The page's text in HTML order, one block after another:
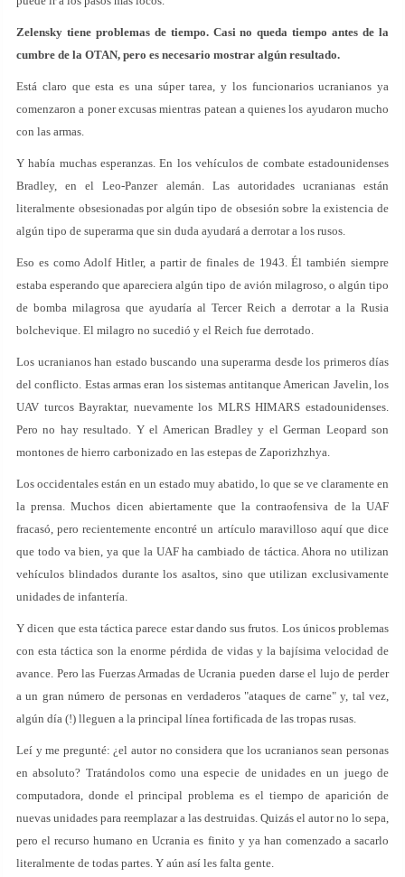
Zelensky tiene problemas de tiempo. Casi no queda tiempo antes de la
cumbre de la OTAN, pero es necesario mostrar algún resultado.
Está claro que esta es una súper tarea, y los funcionarios ucranianos ya
comenzaron a poner excusas mientras patean a quienes los ayudaron mucho
con las armas.
Y había muchas esperanzas. En los vehículos de combate estadounidenses
Bradley, en el Leo-Panzer alemán. Las autoridades ucranianas están
literalmente obsesionadas por algún tipo de obsesión sobre la existencia de
algún tipo de superarma que sin duda ayudará a derrotar a los rusos.
Eso es como Adolf Hitler, a partir de finales de 1943. Él también siempre
estaba esperando que apareciera algún tipo de avión milagroso, o algún tipo
de bomba milagrosa que ayudaría al Tercer Reich a derrotar a la Rusia
bolchevique. El milagro no sucedió y el Reich fue derrotado.
Los ucranianos han estado buscando una superarma desde los primeros días
del conflicto. Estas armas eran los sistemas antitanque American Javelin, los
UAV turcos Bayraktar, nuevamente los MLRS HIMARS estadounidenses.
Pero no hay resultado. Y el American Bradley y el German Leopard son
montones de hierro carbonizado en las estepas de Zaporizhzhya.
Los occidentales están en un estado muy abatido, lo que se ve claramente en
la prensa. Muchos dicen abiertamente que la contraofensiva de la UAF
fracasó, pero recientemente encontré un artículo maravilloso aquí que dice
que todo va bien, ya que la UAF ha cambiado de táctica. Ahora no utilizan
vehículos blindados durante los asaltos, sino que utilizan exclusivamente
unidades de infantería.
Y dicen que esta táctica parece estar dando sus frutos. Los únicos problemas
con esta táctica son la enorme pérdida de vidas y la bajísima velocidad de
avance. Pero las Fuerzas Armadas de Ucrania pueden darse el lujo de perder
a un gran número de personas en verdaderos "ataques de carne" y, tal vez,
algún día (!) lleguen a la principal línea fortificada de las tropas rusas.
Leí y me pregunté: ¿el autor no considera que los ucranianos sean personas
en absoluto? Tratándolos como una especie de unidades en un juego de
computadora, donde el principal problema es el tiempo de aparición de
nuevas unidades para reemplazar a las destruidas. Quizás el autor no lo sepa,
pero el recurso humano en Ucrania es finito y ya han comenzado a sacarlo
literalmente de todas partes. Y aún así les falta gente.